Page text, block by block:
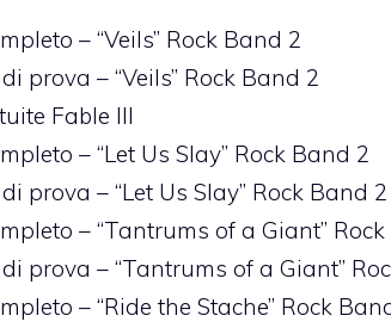
– “Veils” Rock Band 2
prova – “Veils” Rock Band 2
Fable III
– “Let Us Slay” Rock Band 2
prova – “Let Us Slay” Rock Band 2
– “Tantrums of a Giant”
prova – “Tantrums of a Giant”
– “Ride the Stache” Rock